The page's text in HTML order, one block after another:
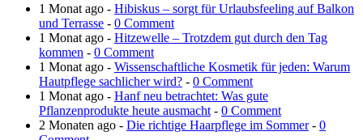
1 Monat ago - Hibiskus – sorgt für Urlaubsfeeling auf Balkon
und Terrasse - 0 Comment
1 Monat ago - Hitzewelle – Trotzdem gut durch den Tag
kommen - 0 Comment
1 Monat ago - Wissenschaftliche Kosmetik für jeden: Warum
Hautpflege sachlicher wird? - 0 Comment
1 Monat ago - Hanf neu betrachtet: Was gute
Pflanzenprodukte heute ausmacht - 0 Comment
2 Monaten ago - Die richtige Haarpflege im Sommer- 0